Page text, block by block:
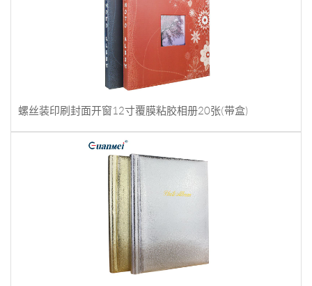
螺丝装印刷封面开窗12寸覆膜粘胶相册20张(带盒)